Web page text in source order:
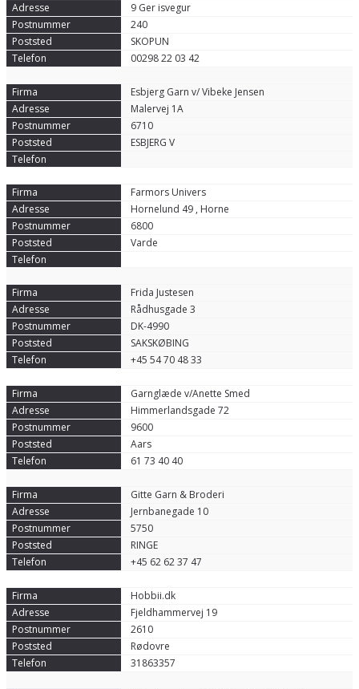
9 Ger isvegur
240
SKOPUN
00298 22 03 42
Esbjerg Garn v/ Vibeke Jensen
Malervej 1A
6710
ESBJERG V
Farmors Univers
Hornelund 49 , Horne
6800
Varde
Frida Justesen
Rådhusgade 3
DK-4990
SAKSKØBING
+45 54 70 48 33
Garnglæde v/Anette Smed
Himmerlandsgade 72
9600
Aars
61 73 40 40
Gitte Garn & Broderi
Jernbanegade 10
5750
RINGE
+45 62 62 37 47
Hobbii.dk
Fjeldhammervej 19
2610
Rødovre
31863357